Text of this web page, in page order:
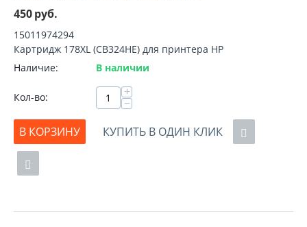
450руб.
15011974294
Картридж 178XL (CB324HE) для принтера HP
Наличие:
В наличии
Кол-во: +
−
В КОРЗИНУ
КУПИТЬ В ОДИН КЛИК